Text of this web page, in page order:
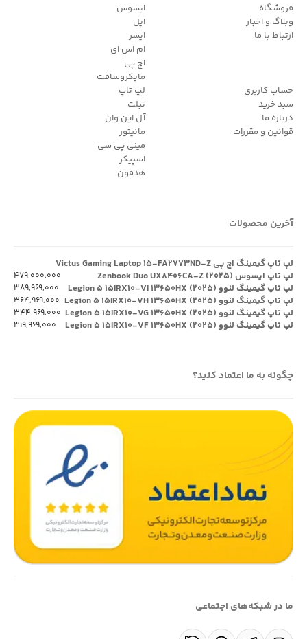
فروشگاه
وبلاگ و اخبار
ارتباط با ما
ایسوس
اپل
ایسر
ام اس ای
اچ پی
مایکروسافت
حساب کاربری
سبد خرید
درباره ما
قوانین و مقررات
لپ تاپ
تبلت
آل این وان
مانیتور
مینی پی سی
اسپیکر
هدفون
آخرین محصولات
لپ تاپ گیمینگ اچ پی Victus Gaming Laptop ۱۵-FA۲۷۷۳ND-Z
لپ تاپ ایسوس Zenbook Duo UX۸۴۰۶CA-Z (۲۰۲۵)
۴۷۹,۰۰۰,۰۰۰
لپ تاپ گیمینگ لنوو Legion ۵ ۱۵IRX۱۰-VI ۱۳۶۵۰HX (۲۰۲۵) ۳۸۹,۹۶۹,۰۰۰
لپ تاپ گیمینگ لنوو Legion ۵ ۱۵IRX۱۰-VH ۱۳۶۵۰HX (۲۰۲۵) ۳۶۴,۹۶۹,۰۰۰
لپ تاپ گیمینگ لنوو Legion ۵ ۱۵IRX۱۰-VG ۱۳۶۵۰HX (۲۰۲۵) ۳۴۴,۹۶۹,۰۰۰
لپ تاپ گیمینگ لنوو Legion ۵ ۱۵IRX۱۰-VF ۱۳۶۵۰HX (۲۰۲۵) ۳۱۹,۹۶۹,۰۰۰
چگونه به ما اعتماد کنید؟
ما در شبکه‌های اجتماعی